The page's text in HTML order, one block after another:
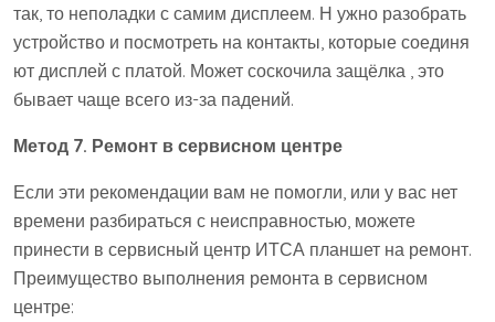
так, то неполадки с самим дисплеем. Н ужно разобрать
устройство и посмотреть на контакты, которые соединя
ют дисплей с платой. Может соскочила защёлка , это
бывает чаще всего из-за падений.
Метод 7. Ремонт в сервисном центре
Если эти рекомендации вам не помогли, или у вас нет
времени разбираться с неисправностью, можете
принести в сервисный центр ИТСА планшет на ремонт.
Преимущество выполнения ремонта в сервисном
центре: